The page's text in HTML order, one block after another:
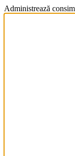
Administrează